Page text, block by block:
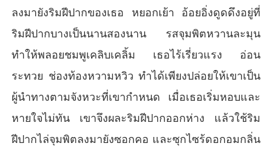
ลงมายังริมฝีปากของเธอ หยอกเย้า อ้อยอิ่งดูดดึงอยู่ที่
ริมฝีปากบางเป็นนานสองนาน รสจุมพิตหวานละมุน
ทำให้พลอยชมพูเคลิบเคลิ้ม เธอไร้เรี่ยวแรง อ่อน
ระทวย ช่องท้องหวามหวิว ทำได้เพียงปล่อยให้เขาเป็น
ผู้นำทางตามจังหวะที่เขากำหนด เมื่อเธอเริ่มหอบและ
หายใจไม่ทัน เขาจึงผละริมฝีปากออกห่าง แล้วใช้ริม
ฝีปากไล่จุมพิตลงมายังซอกคอ และซุกไซร้ดอกอมกลิ่น